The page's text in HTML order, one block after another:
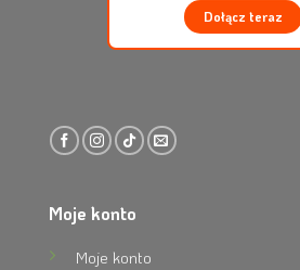
Dołącz teraz
Moje konto
Moje konto